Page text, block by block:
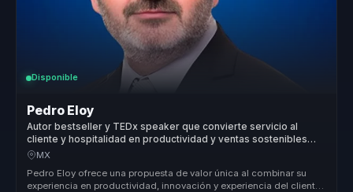
Disponible
Pedro Eloy
Autor bestseller y TEDx speaker que convierte servicio al
cliente y hospitalidad en productividad y ventas sostenibles
para empresas.
MX
Pedro Eloy ofrece una propuesta de valor única al combinar su
experiencia en productividad, innovación y experiencia del cliente